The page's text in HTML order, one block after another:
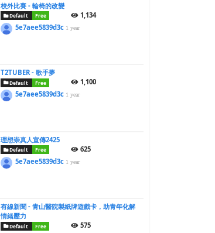
校外比賽 - 輪椅的改變
Default Free
1,134
5e7aee5839d3c 1 year
T2TUBER - 歌手夢
Default Free
1,100
5e7aee5839d3c 1 year
理想崇真人宣傳2425
Default Free
625
5e7aee5839d3c 1 year
有線新聞 - 青山醫院製紙牌遊戲卡，助青年化解
情緒壓力
Default Free 575